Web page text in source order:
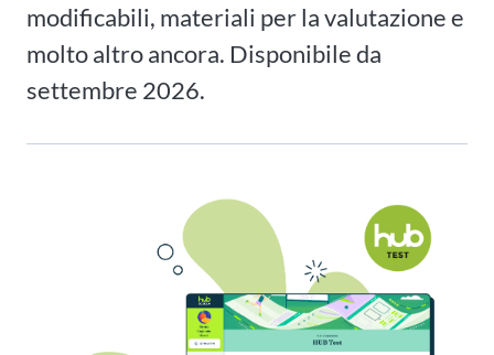
modificabili, materiali per la valutazione e
molto altro ancora. Disponibile da
settembre 2026.